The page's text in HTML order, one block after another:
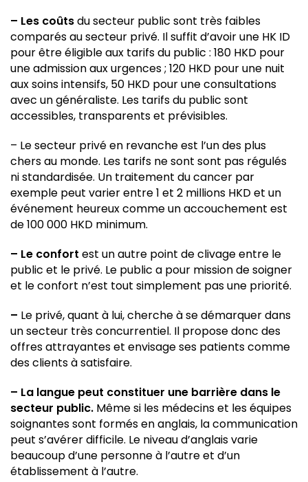
– Les coûtsdu secteur public sont très faibles
comparés au secteur privé. Il suffit d’avoir une HK ID
pour être éligible aux tarifs du public : 180 HKD pour
une admission aux urgences ; 120 HKD pour une nuit
aux soins intensifs, 50 HKD pour une consultations
avec un généraliste. Les tarifs du public sont
accessibles, transparents et prévisibles.
– Le secteur privé en revanche est l’un des plus
chers au monde. Les tarifs ne sont sont pas régulés
ni standardisée. Un traitement du cancer par
exemple peut varier entre 1 et 2 millions HKD et un
événement heureux comme un accouchement est
de 100 000 HKD minimum.
– Le confort est un autre point de clivage entre le
public et le privé. Le public a pour mission de soigner
et le confort n’est tout simplement pas une priorité.
– Le privé, quant à lui, cherche à se démarquer dans
un secteur très concurrentiel. Il propose donc des
offres attrayantes et envisage ses patients comme
des clients à satisfaire.
– La langue peut constituer une barrière dans le
secteur public. Même si les médecins et les équipes
soignantes sont formés en anglais, la communication
peut s’avérer difficile. Le niveau d’anglais varie
beaucoup d’une personne à l’autre et d’un
établissement à l’autre.